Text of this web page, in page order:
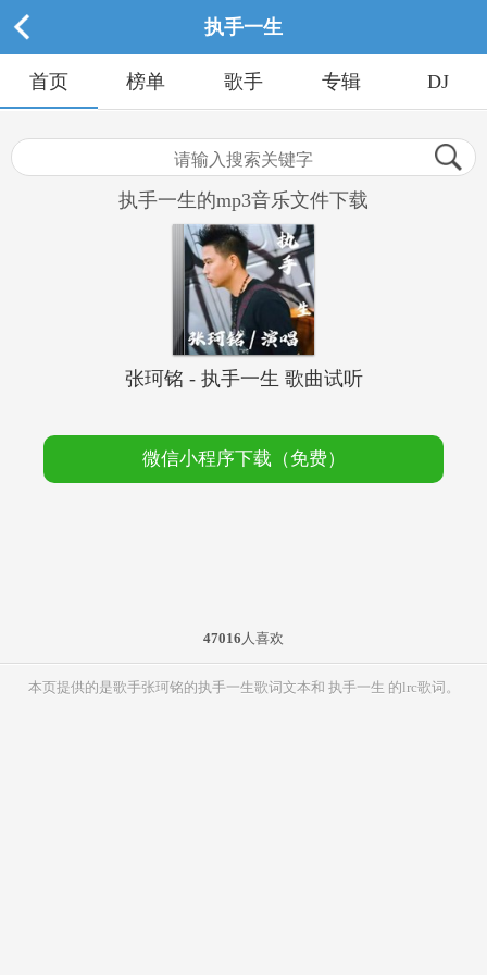
执手一生
首页 榜单 歌手 专辑 DJ
执手一生的mp3音乐文件下载
张珂铭 - 执手一生 歌曲试听
微信小程序下载（免费）
47016 人喜欢
本页提供的是歌手张珂铭的执手一生歌词文本和 执手一生 的lrc歌词。